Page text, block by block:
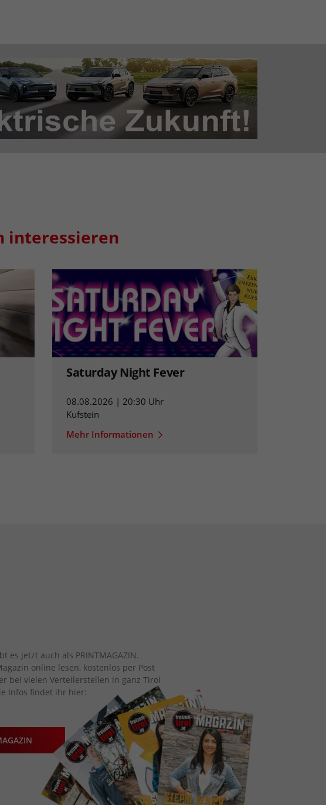
interessieren
Saturday Night Fever
08.08.2026 | 20:30 Uhr
Kufstein
Mehr Informationen
es jetzt auch als PRINTMAGAZIN.
online lesen, kostenlos per Post
bei vielen Verteilerstellen in ganz Tirol
Infos findet ihr hier: